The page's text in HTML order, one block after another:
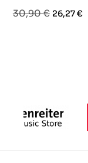
Prezzo
30,90 € Prezzo
26,27 €